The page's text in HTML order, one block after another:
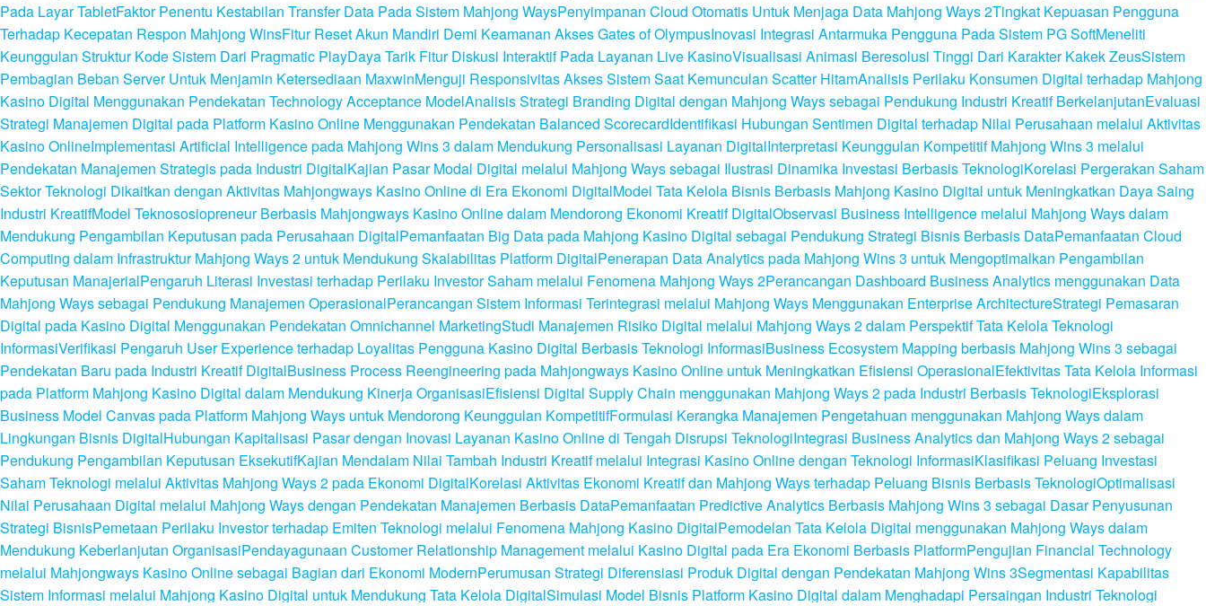
Pada Layar TabletFaktor Penentu Kestabilan Transfer Data Pada Sistem Mahjong WaysPenyimpanan Cloud Otomatis Untuk Menjaga Data Mahjong Ways 2Tingkat Kepuasan Pengguna
Terhadap Kecepatan Respon Mahjong WinsFitur Reset Akun Mandiri Demi Keamanan Akses Gates of OlympusInovasi Integrasi Antarmuka Pengguna Pada Sistem PG SoftMeneliti
Keunggulan Struktur Kode Sistem Dari Pragmatic PlayDaya Tarik Fitur Diskusi Interaktif Pada Layanan Live KasinoVisualisasi Animasi Beresolusi Tinggi Dari Karakter Kakek ZeusSistem
Pembagian Beban Server Untuk Menjamin Ketersediaan MaxwinMenguji Responsivitas Akses Sistem Saat Kemunculan Scatter HitamAnalisis Perilaku Konsumen Digital terhadap Mahjong
Kasino Digital Menggunakan Pendekatan Technology Acceptance ModelAnalisis Strategi Branding Digital dengan Mahjong Ways sebagai Pendukung Industri Kreatif BerkelanjutanEvaluasi
Strategi Manajemen Digital pada Platform Kasino Online Menggunakan Pendekatan Balanced ScorecardIdentifikasi Hubungan Sentimen Digital terhadap Nilai Perusahaan melalui Aktivitas
Kasino OnlineImplementasi Artificial Intelligence pada Mahjong Wins 3 dalam Mendukung Personalisasi Layanan DigitalInterpretasi Keunggulan Kompetitif Mahjong Wins 3 melalui
Pendekatan Manajemen Strategis pada Industri DigitalKajian Pasar Modal Digital melalui Mahjong Ways sebagai Ilustrasi Dinamika Investasi Berbasis TeknologiKorelasi Pergerakan Saham
Sektor Teknologi Dikaitkan dengan Aktivitas Mahjongways Kasino Online di Era Ekonomi DigitalModel Tata Kelola Bisnis Berbasis Mahjong Kasino Digital untuk Meningkatkan Daya Saing
Industri KreatifModel Teknososiopreneur Berbasis Mahjongways Kasino Online dalam Mendorong Ekonomi Kreatif DigitalObservasi Business Intelligence melalui Mahjong Ways dalam
Mendukung Pengambilan Keputusan pada Perusahaan DigitalPemanfaatan Big Data pada Mahjong Kasino Digital sebagai Pendukung Strategi Bisnis Berbasis DataPemanfaatan Cloud
Computing dalam Infrastruktur Mahjong Ways 2 untuk Mendukung Skalabilitas Platform DigitalPenerapan Data Analytics pada Mahjong Wins 3 untuk Mengoptimalkan Pengambilan
Keputusan ManajerialPengaruh Literasi Investasi terhadap Perilaku Investor Saham melalui Fenomena Mahjong Ways 2Perancangan Dashboard Business Analytics menggunakan Data
Mahjong Ways sebagai Pendukung Manajemen OperasionalPerancangan Sistem Informasi Terintegrasi melalui Mahjong Ways Menggunakan Enterprise ArchitectureStrategi Pemasaran
Digital pada Kasino Digital Menggunakan Pendekatan Omnichannel MarketingStudi Manajemen Risiko Digital melalui Mahjong Ways 2 dalam Perspektif Tata Kelola Teknologi
InformasiVerifikasi Pengaruh User Experience terhadap Loyalitas Pengguna Kasino Digital Berbasis Teknologi InformasiBusiness Ecosystem Mapping berbasis Mahjong Wins 3 sebagai
Pendekatan Baru pada Industri Kreatif DigitalBusiness Process Reengineering pada Mahjongways Kasino Online untuk Meningkatkan Efisiensi OperasionalEfektivitas Tata Kelola Informasi
pada Platform Mahjong Kasino Digital dalam Mendukung Kinerja OrganisasiEfisiensi Digital Supply Chain menggunakan Mahjong Ways 2 pada Industri Berbasis TeknologiEksplorasi
Business Model Canvas pada Platform Mahjong Ways untuk Mendorong Keunggulan KompetitifFormulasi Kerangka Manajemen Pengetahuan menggunakan Mahjong Ways dalam
Lingkungan Bisnis DigitalHubungan Kapitalisasi Pasar dengan Inovasi Layanan Kasino Online di Tengah Disrupsi TeknologiIntegrasi Business Analytics dan Mahjong Ways 2 sebagai
Pendukung Pengambilan Keputusan EksekutifKajian Mendalam Nilai Tambah Industri Kreatif melalui Integrasi Kasino Online dengan Teknologi InformasiKlasifikasi Peluang Investasi
Saham Teknologi melalui Aktivitas Mahjong Ways 2 pada Ekonomi DigitalKorelasi Aktivitas Ekonomi Kreatif dan Mahjong Ways terhadap Peluang Bisnis Berbasis TeknologiOptimalisasi
Nilai Perusahaan Digital melalui Mahjong Ways dengan Pendekatan Manajemen Berbasis DataPemanfaatan Predictive Analytics Berbasis Mahjong Wins 3 sebagai Dasar Penyusunan
Strategi BisnisPemetaan Perilaku Investor terhadap Emiten Teknologi melalui Fenomena Mahjong Kasino DigitalPemodelan Tata Kelola Digital menggunakan Mahjong Ways dalam
Mendukung Keberlanjutan OrganisasiPendayagunaan Customer Relationship Management melalui Kasino Digital pada Era Ekonomi Berbasis PlatformPengujian Financial Technology
melalui Mahjongways Kasino Online sebagai Bagian dari Ekonomi ModernPerumusan Strategi Diferensiasi Produk Digital dengan Pendekatan Mahjong Wins 3Segmentasi Kapabilitas
Sistem Informasi melalui Mahjong Kasino Digital untuk Mendukung Tata Kelola DigitalSimulasi Model Bisnis Platform Kasino Digital dalam Menghadapi Persaingan Industri Teknologi